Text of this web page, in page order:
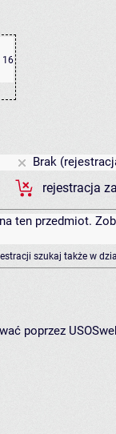
16
Brak
rejestracja
ten przedmiot.
szukaj także w
poprzez